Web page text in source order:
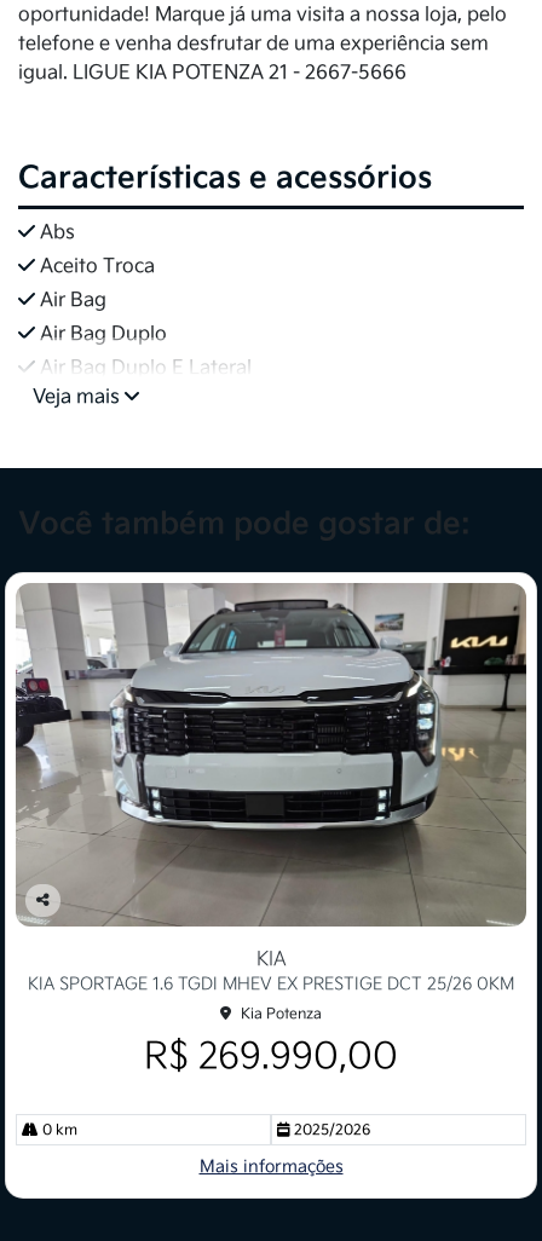
oportunidade! Marque já uma visita a nossa loja, pelo
telefone e venha desfrutar de uma experiência sem
igual. LIGUE KIA POTENZA 21 - 2667-5666
Características e acessórios
Abs
Aceito Troca
Air Bag
Air Bag Duplo
Air Bag Duplo E Lateral
Veja mais
Você também pode gostar de:
Co
lhe
KIA
KIA SPORTAGE 1.6 TGDI MHEV EX PRESTIGE DCT 25/26 0KM
Kia Potenza
R$ 269.990,00
0 km 2025/2026
Mais informações